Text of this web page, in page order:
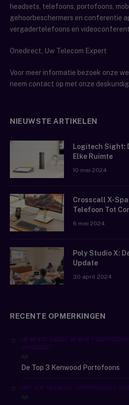
headsets, telefoons, portofoons,
gehoorbeschermers en conferentie
vergadertelefoons en
Onedirect, Uw Telecom Expert
Voor meer informatie bezoek onze
neem contact op met onze
NIEUWSTE ARTIKELEN
Logitech Sight:
Elke Ruimte
10 mei 2024
Crosscall X-
Telefoon Tot
6 mei 2024
Poly Studio X:
Update
30 april 2024
RECENTE OPMERKINGEN
DE BESTE GROOT BEREIK
ONEDIRECT
op
De Top 3 Kenwood Portofoons
UHF VHF VERSCHIL PORTOFOONS |
op